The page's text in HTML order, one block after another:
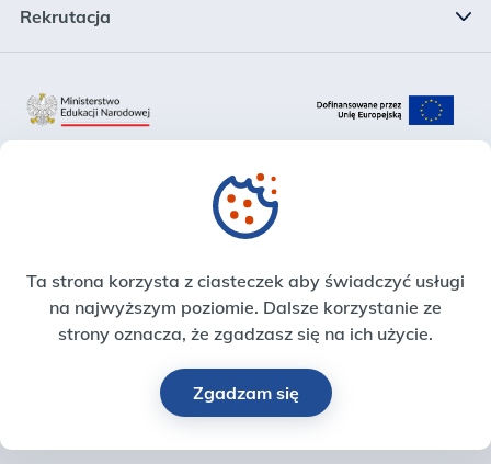
Ta strona korzysta z ciasteczek aby świadczyć usługi
na najwyższym poziomie. Dalsze korzystanie ze
strony oznacza, że zgadzasz się na ich użycie.
Zgadzam się
Struktura
Zadania
Krajowy System Danych Oświatowych
Zintegrowana Platforma Edukacyjna
Rekrutacja
© Centrum Informatyczne Edukacji, 2026
Deklaracja dostępności